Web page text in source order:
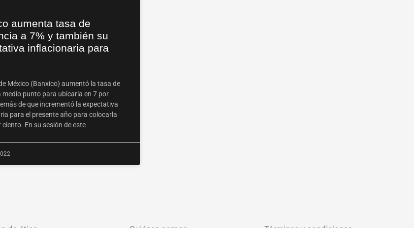
aumenta tasa de
a 7% y también su
inflacionaria para
México (Banxico) aumentó la tasa de
medio punto para ubicarla en 7 por
de que incrementó la expectativa
para el presente año para colocarla
ciento. En su sesión de este